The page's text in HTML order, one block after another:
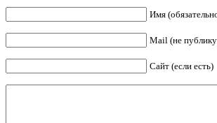
Имя
Mail (не
Сайт (если есть)